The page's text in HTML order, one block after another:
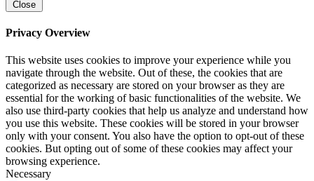
Close
Privacy Overview
This website uses cookies to improve your experience while you
navigate through the website. Out of these, the cookies that are
categorized as necessary are stored on your browser as they are
essential for the working of basic functionalities of the website. We
also use third-party cookies that help us analyze and understand how
you use this website. These cookies will be stored in your browser
only with your consent. You also have the option to opt-out of these
cookies. But opting out of some of these cookies may affect your
browsing experience.
Necessary